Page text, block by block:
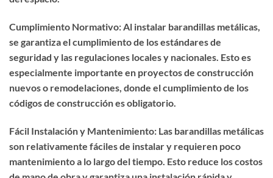
Cumplimiento Normativo: Al instalar barandillas metálicas,
se garantiza el cumplimiento de los estándares de
seguridad y las regulaciones locales y nacionales. Esto es
especialmente importante en proyectos de construcción
nuevos o remodelaciones, donde el cumplimiento de los
códigos de construcción es obligatorio.
Fácil Instalación y Mantenimiento: Las barandillas metálicas
son relativamente fáciles de instalar y requieren poco
mantenimiento a lo largo del tiempo. Esto reduce los costos